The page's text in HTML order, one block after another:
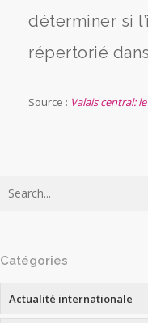
déterminer si
répertorié
Source : Valais central:
Catégories
Actualité internationale